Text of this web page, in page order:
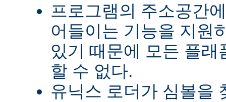
프로그램의 주소공간
어들이는 기능을 지원
있기 때문에 모든 플
할 수 없다.
유닉스 로더가 심볼을